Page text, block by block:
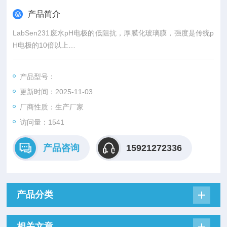
产品简介
LabSen231废水pH电极的低阻抗，厚膜化玻璃膜，强度是传统p
H电极的10倍以上
●内溶液采用特殊的蓝色凝胶化工艺加工，内溶液不会流动，杜
测量精度，也方便了使用
产品型号：
更新时间：2025-11-03
厂商性质：生产厂家
访问量：1541
产品咨询 15921272336
产品分类